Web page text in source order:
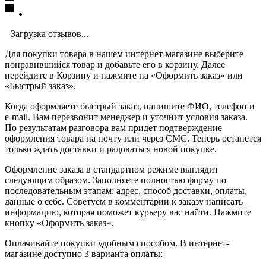
Загрузка отзывов...
Для покупки товара в нашем интернет-магазине выберите
понравившийся товар и добавьте его в корзину. Далее
перейдите в Корзину и нажмите на «Оформить заказ» или
«Быстрый заказ».
Когда оформляете быстрый заказ, напишите ФИО, телефон и
e-mail. Вам перезвонит менеджер и уточнит условия заказа.
По результатам разговора вам придет подтверждение
оформления товара на почту или через СМС. Теперь останется
только ждать доставки и радоваться новой покупке.
Оформление заказа в стандартном режиме выглядит
следующим образом. Заполняете полностью форму по
последовательным этапам: адрес, способ доставки, оплаты,
данные о себе. Советуем в комментарии к заказу написать
информацию, которая поможет курьеру вас найти. Нажмите
кнопку «Оформить заказ».
Оплачивайте покупки удобным способом. В интернет-
магазине доступно 3 варианта оплаты: